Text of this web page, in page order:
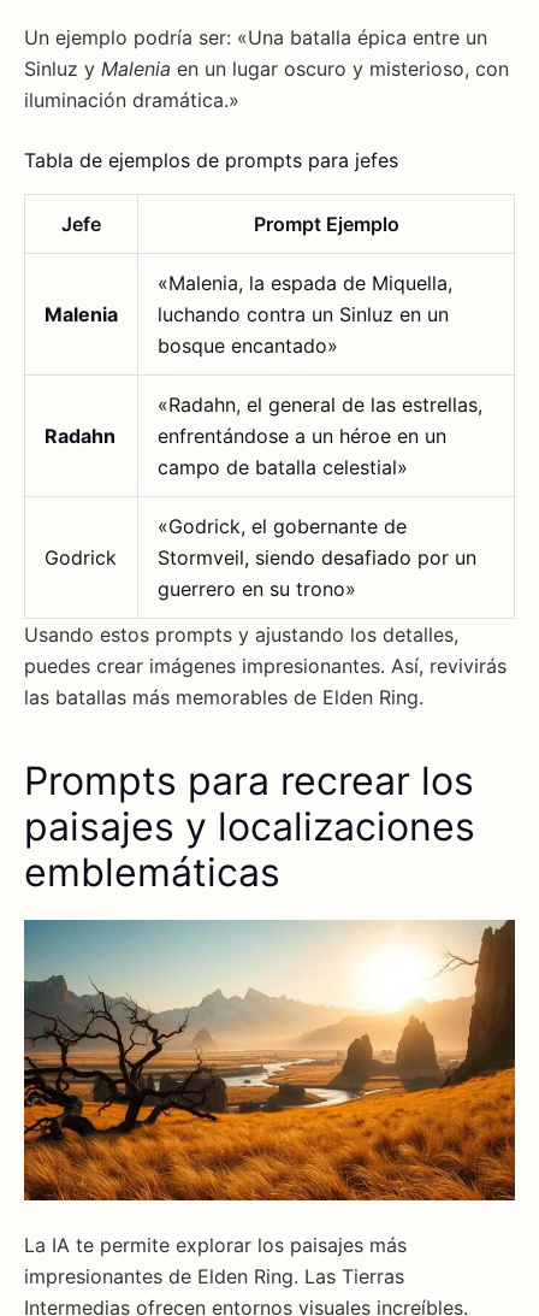
Un ejemplo podría ser: «Una batalla épica entre un
Sinluz y Malenia en un lugar oscuro y misterioso, con
iluminación dramática.»
Tabla de ejemplos de prompts para jefes
Jefe Prompt Ejemplo
Malenia
«Malenia, la espada de Miquella,
luchando contra un Sinluz en un
bosque encantado»
Radahn
«Radahn, el general de las estrellas,
enfrentándose a un héroe en un
campo de batalla celestial»
Godrick
«Godrick, el gobernante de
Stormveil, siendo desafiado por un
guerrero en su trono»
Usando estos prompts y ajustando los detalles,
puedes crear imágenes impresionantes. Así, revivirás
las batallas más memorables de Elden Ring.
Prompts para recrear los
paisajes y localizaciones
emblemáticas
La IA te permite explorar los paisajes más
impresionantes de Elden Ring. Las Tierras
Intermedias ofrecen entornos visuales increíbles.